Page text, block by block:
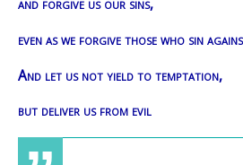
and forgive us our sins,
even as we forgive those who sin
And let us not yield to temptation,
but deliver us from evil